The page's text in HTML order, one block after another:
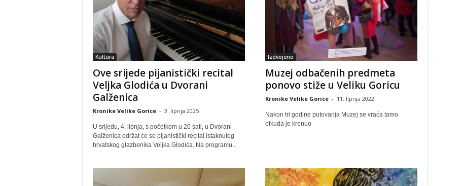
Kultura
Ove srijede pijanistički recital
Veljka Glodića u Dvorani
Galženica
Kronike Velike Gorice - 3. lipnja 2025
U srijedu, 4. lipnja, s početkom u 20 sati, u Dvorani
Galženica održat će se pijanistički recital istaknutog
hrvatskog glazbenika Veljka Glodića. Na programu...
Izdvojeno
Muzej odbačenih predmeta
ponovo stiže u Veliku Goricu
Kronike Velike Gorice - 11. lipnja 2022
Nakon tri godine putovanja Muzej se vraća tamo
otkuda je krenuo